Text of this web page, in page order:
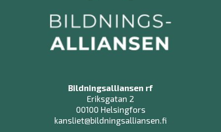
Bildningsalliansen rf
Eriksgatan 2
00100 Helsingfors
kansliet@bildningsalliansen.fi